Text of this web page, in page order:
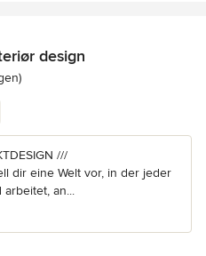
design
von 5 Sternen
///
dir eine Welt vor, in der jeder
an...